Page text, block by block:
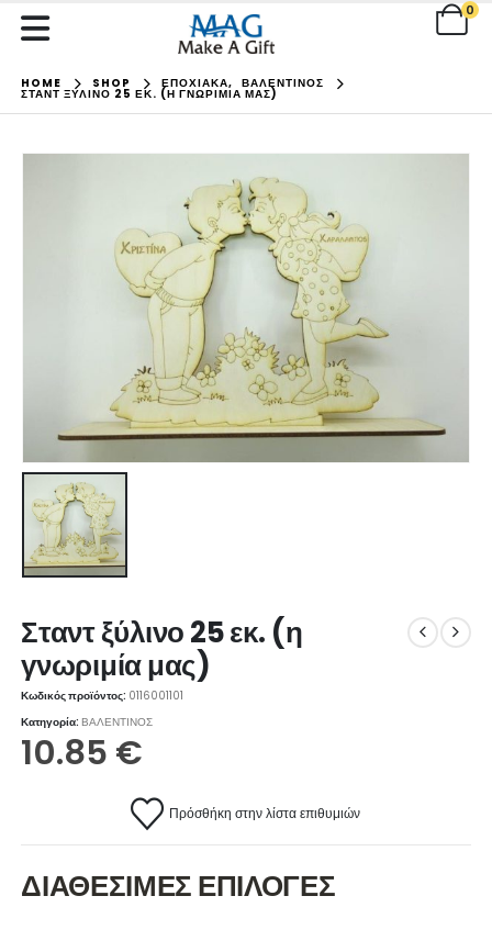
0
HOME SHOP ΕΠΟΧΙΑΚΑ, ΒΑΛΕΝΤΙΝΟΣ
ΣΤΑΝΤ ΞΎΛΙΝΟ 25 ΕΚ. (Η ΓΝΩΡΙΜΊΑ ΜΑΣ)
Σταντ ξύλινο 25 εκ. (η
γνωριμία μας)
Κωδικός προϊόντος: 0116001101
Κατηγορία:ΒΑΛΕΝΤΙΝΟΣ
10.85 €
Πρόσθήκη στην λίστα επιθυμιών
ΔΙΑΘΕΣΙΜΕΣ ΕΠΙΛΟΓΕΣ